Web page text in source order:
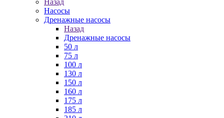
Назад
Насосы
Дренажные насосы
Назад
Дренажные насосы
50 л
75 л
100 л
130 л
150 л
160 л
175 л
185 л